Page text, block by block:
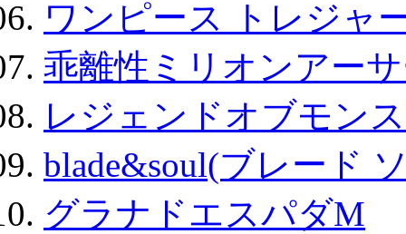
ワンピース トレジャ
乖離性ミリオンアー
レジェンドオブモン
blade&soul(ブレード
グラナドエスパダM